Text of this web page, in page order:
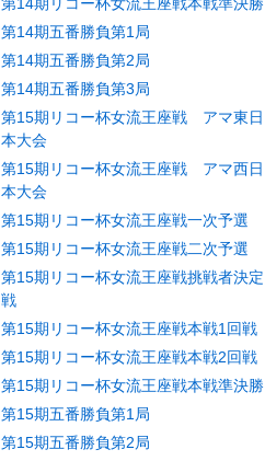
第14期五番勝負第1局
第14期五番勝負第2局
第14期五番勝負第3局
第15期リコー杯女流王座戦 アマ東日
本大会
第15期リコー杯女流王座戦 アマ西日
本大会
第15期リコー杯女流王座戦一次予選
第15期リコー杯女流王座戦二次予選
第15期リコー杯女流王座戦挑戦者決定
戦
第15期リコー杯女流王座戦本戦1回戦
第15期リコー杯女流王座戦本戦2回戦
第15期リコー杯女流王座戦本戦準決勝
第15期五番勝負第1局
第15期五番勝負第2局